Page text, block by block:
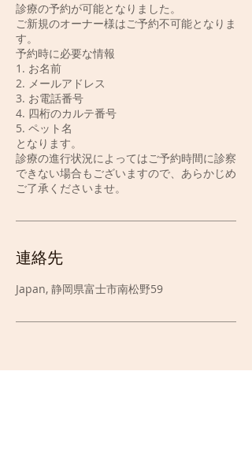
診療の予約が可能となりました。
ご新規のオーナー様はご予約不可能となりま
す。
予約時に必要な情報
1. お名前
2. メールアドレス
3. お電話番号
4. 四桁のカルテ番号
5. ペット名
となります。
診療の進行状況によってはご予約時間に診察
できない場合もございますので、あらかじめ
ご了承くださいませ。
連絡先
Japan, 静岡県富士市南松野59